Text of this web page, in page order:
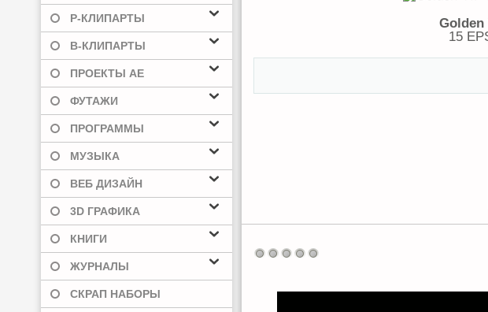
Р-КЛИПАРТЫ
В-КЛИПАРТЫ
ПРОЕКТЫ AE
ФУТАЖИ
ПРОГРАММЫ
МУЗЫКА
ВЕБ ДИЗАЙН
3D ГРАФИКА
КНИГИ
ЖУРНАЛЫ
СКРАП НАБОРЫ
Golden
15